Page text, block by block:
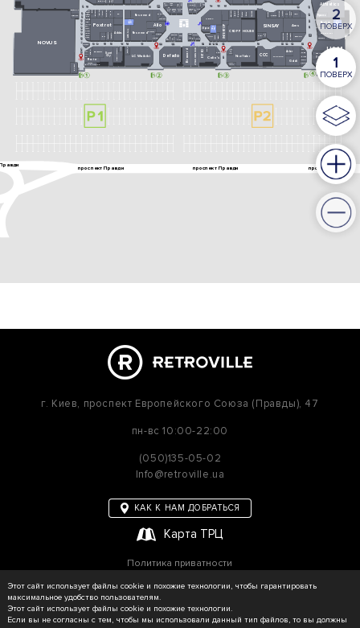
г. Киев, проспект Европейского Союза (Правды), 47
пн-вс 10:00-22:00
(050)135-05-02
Info@retroville.ua
КАК К НАМ ДОБРАТЬСЯ
Карта ТРЦ
Политика приватности
Этот сайт использует файлы cookie и похожие технологии, чтобы гарантировать
максимальное удобство пользователям.
Этот сайт использует файлы cookie и похожие технологии.
Если вы не согласны с тем, чтобы мы использовали данный тип файлов, то вы должны